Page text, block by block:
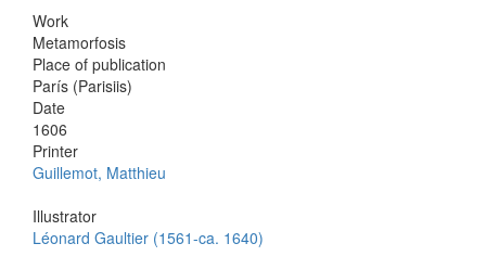
Work
Metamorfosis
Place of publication
París (Parisiis)
Date
1606
Printer
Guillemot, Matthieu
Illustrator
Léonard Gaultier (1561-ca. 1640)